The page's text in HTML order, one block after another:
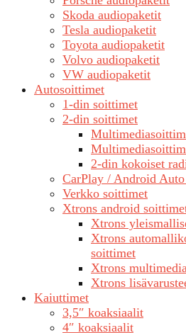
Skoda audiopaketit
Tesla audiopaketit
Toyota audiopaketit
Volvo audiopaketit
VW audiopaketit
Autosoittimet
1-din soittimet
2-din soittimet
2-din kokoiset
CarPlay / Android
Verkko soittimet
Xtrons android
Xtrons
Xtrons
soittimet
Xtrons
Xtrons
Kaiuttimet
3,5″ koaksiaalit
4″ koaksiaalit